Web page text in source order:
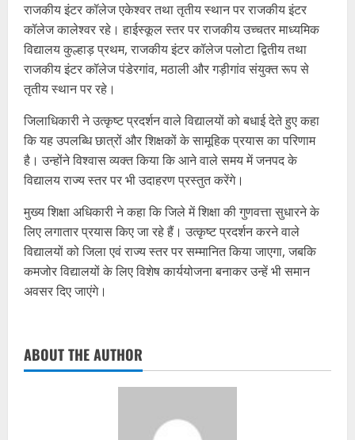
राजकीय इंटर कॉलेज एकेश्वर तथा तृतीय स्थान पर राजकीय इंटर
कॉलेज कालेश्वर रहे। हाईस्कूल स्तर पर राजकीय उच्चतर माध्यमिक
विद्यालय कुल्हाड़ प्रथम, राजकीय इंटर कॉलेज पलोटा द्वितीय तथा
राजकीय इंटर कॉलेज पंडेरगांव, मठाली और गड़ीगांव संयुक्त रूप से
तृतीय स्थान पर रहे।
जिलाधिकारी ने उत्कृष्ट प्रदर्शन वाले विद्यालयों को बधाई देते हुए कहा
कि यह उपलब्धि छात्रों और शिक्षकों के सामूहिक प्रयास का परिणाम
है। उन्होंने विश्वास व्यक्त किया कि आने वाले समय में जनपद के
विद्यालय राज्य स्तर पर भी उदाहरण प्रस्तुत करेंगे।
मुख्य शिक्षा अधिकारी ने कहा कि जिले में शिक्षा की गुणवत्ता सुधारने के
लिए लगातार प्रयास किए जा रहे हैं। उत्कृष्ट प्रदर्शन करने वाले
विद्यालयों को जिला एवं राज्य स्तर पर सम्मानित किया जाएगा, जबकि
कमजोर विद्यालयों के लिए विशेष कार्ययोजना बनाकर उन्हें भी समान
अवसर दिए जाएंगे।
ABOUT THE AUTHOR